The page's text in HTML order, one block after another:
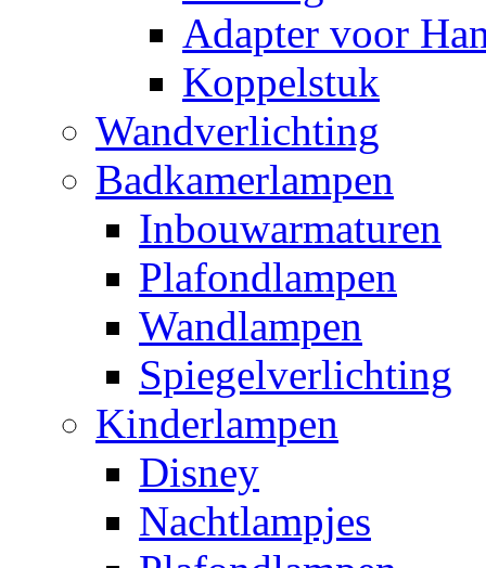
Adapter voor
Koppelstuk
Wandverlichting
Badkamerlampen
Inbouwarmaturen
Plafondlampen
Wandlampen
Spiegelverlichting
Kinderlampen
Disney
Nachtlampjes